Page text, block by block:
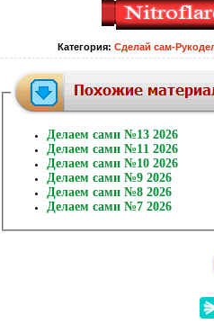
Категория: Сделай сам-
Делаем сами №13 2026
Делаем сами №11 2026
Делаем сами №10 2026
Делаем сами №9 2026
Делаем сами №8 2026
Делаем сами №7 2026